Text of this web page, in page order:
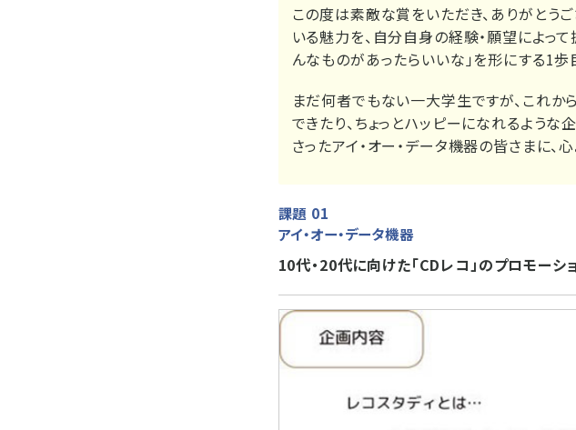
この度は素敵な賞をいただき、ありがとう
いる魅力を、自分自身の経験・願望によっ
んなものがあったらいいな」を形にする1歩
まだ何者でもない一大学生ですが、これ
できたり、ちょっとハッピーになれるような
さったアイ・オー・データ機器の皆さまに、
課題 01
アイ・オー・データ機器
10代・20代に向けた「CDレコ」のプロモーシ